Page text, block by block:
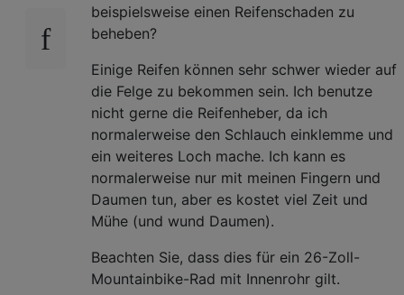
beispielsweise einen Reifenschaden zu
beheben?
Einige Reifen können sehr schwer wieder auf
die Felge zu bekommen sein. Ich benutze
nicht gerne die Reifenheber, da ich
normalerweise den Schlauch einklemme und
ein weiteres Loch mache. Ich kann es
normalerweise nur mit meinen Fingern und
Daumen tun, aber es kostet viel Zeit und
Mühe (und wund Daumen).
Beachten Sie, dass dies für ein 26-Zoll-
Mountainbike-Rad mit Innenrohr gilt.